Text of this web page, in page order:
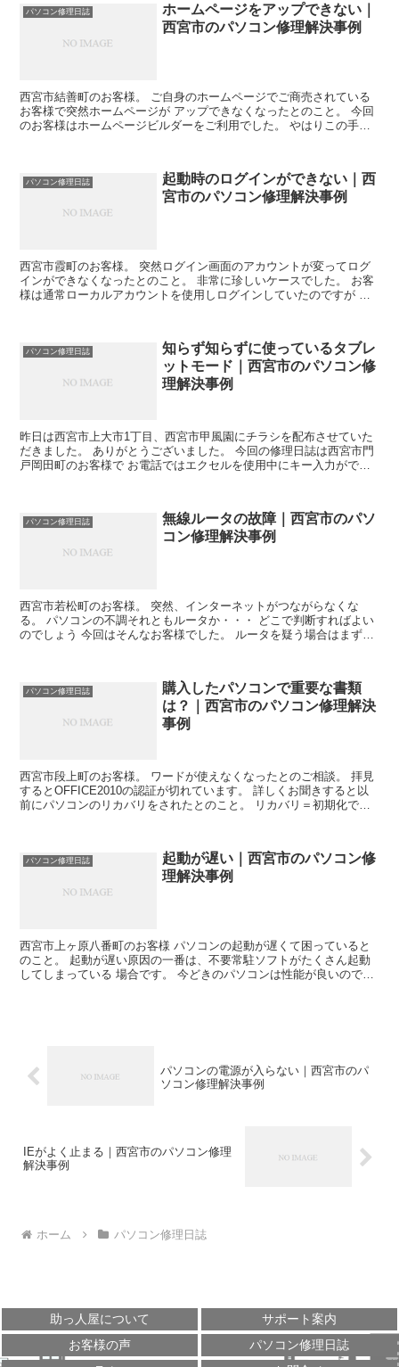
パソコン修理日誌
ホームページをアップできない｜
西宮市のパソコン修理解決事例
西宮市結善町のお客様。 ご自身のホームページでご商売されている
お客様で突然ホームページが アップできなくなったとのこと。 今回
のお客様はホームページビルダーをご利用でした。 やはりこの手の
パソコン修理日誌
起動時のログインができない｜西
宮市のパソコン修理解決事例
西宮市霞町のお客様。 突然ログイン画面のアカウントが変ってログ
インができなくなったとのこと。 非常に珍しいケースでした。 お客
様は通常ローカルアカウントを使用しログインしていたのですが 突
パソコン修理日誌
知らず知らずに使っているタブレ
ットモード｜西宮市のパソコン修
理解決事例
昨日は西宮市上大市1丁目、西宮市甲風園にチラシを配布させていた
だきました。 ありがとうございました。 今回の修理日誌は西宮市門
戸岡田町のお客様で お電話ではエクセルを使用中にキー入力ができ
パソコン修理日誌
無線ルータの故障｜西宮市のパソ
コン修理解決事例
西宮市若松町のお客様。 突然、インターネットがつながらなくな
る。 パソコンの不調それともルータか・・・ どこで判断すればよい
のでしょう 今回はそんなお客様でした。 ルータを疑う場合はまず状
パソコン修理日誌
購入したパソコンで重要な書類
は？｜西宮市のパソコン修理解決
事例
西宮市段上町のお客様。 ワードが使えなくなったとのご相談。 拝見
するとOFFICE2010の認証が切れています。 詳しくお聞きすると以
前にパソコンのリカバリをされたとのこと。 リカバリ＝初期化です
パソコン修理日誌
起動が遅い｜西宮市のパソコン修
理解決事例
西宮市上ヶ原八番町のお客様 パソコンの起動が遅くて困っていると
のこと。 起動が遅い原因の一番は、不要常駐ソフトがたくさん起動
してしまっている 場合です。 今どきのパソコンは性能が良いので、
パソコンの電源が入らない｜西宮市のパ
ソコン修理解決事例
IEがよく止まる｜西宮市のパソコン修理
解決事例
ホーム パソコン修理日誌
助っ人屋について
サポート案内
お客様の声
パソコン修理日誌